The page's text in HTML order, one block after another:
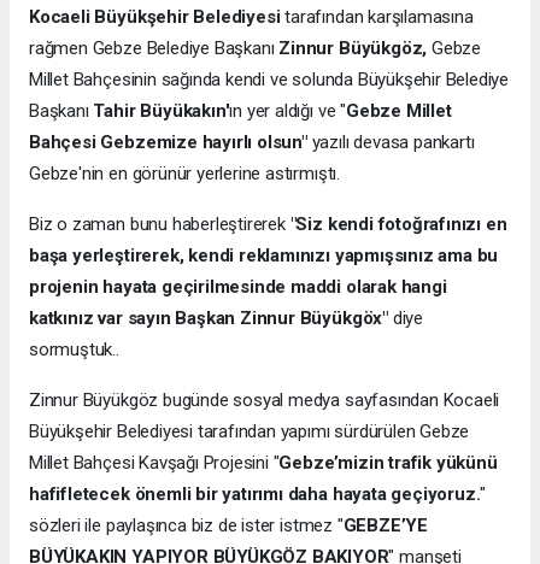
Kocaeli Büyükşehir Belediyesitarafından karşılamasına
rağmen Gebze Belediye Başkanı Zinnur Büyükgöz, Gebze
Millet Bahçesinin sağında kendi ve solunda Büyükşehir Belediye
Başkanı Tahir Büyükakın'ın yer aldığı ve "Gebze Millet
Bahçesi Gebzemize hayırlı olsun"yazılı devasa pankartı
Gebze'nin en görünür yerlerine astırmıştı.
Biz o zaman bunu haberleştirerek "Siz kendi fotoğrafınızı en
başa yerleştirerek, kendi reklamınızı yapmışsınız ama bu
projenin hayata geçirilmesinde maddi olarak hangi
katkınız var sayın Başkan Zinnur Büyükgöx" diye
sormuştuk..
Zinnur Büyükgöz bugünde sosyal medya sayfasından Kocaeli
Büyükşehir Belediyesi tarafından yapımı sürdürülen Gebze
Millet Bahçesi Kavşağı Projesini "Gebze’mizin trafik yükünü
hafifletecek önemli bir yatırımı daha hayata geçiyoruz."
sözleri ile paylaşınca biz de ister istmez "GEBZE’YE
BÜYÜKAKIN YAPIYOR BÜYÜKGÖZ BAKIYOR" manşeti